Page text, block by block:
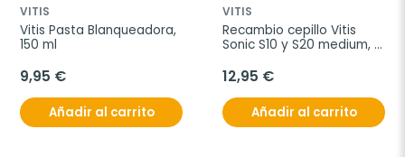
VITIS
Vitis Pasta Blanqueadora,
150 ml
9,95 €
Añadir al carrito
VITIS
Recambio cepillo Vitis
Sonic S10 y S20 medium, 2
12,95 €
Añadir al carrito